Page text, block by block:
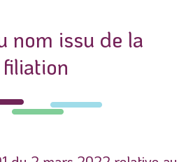
nom issu de la
filiation